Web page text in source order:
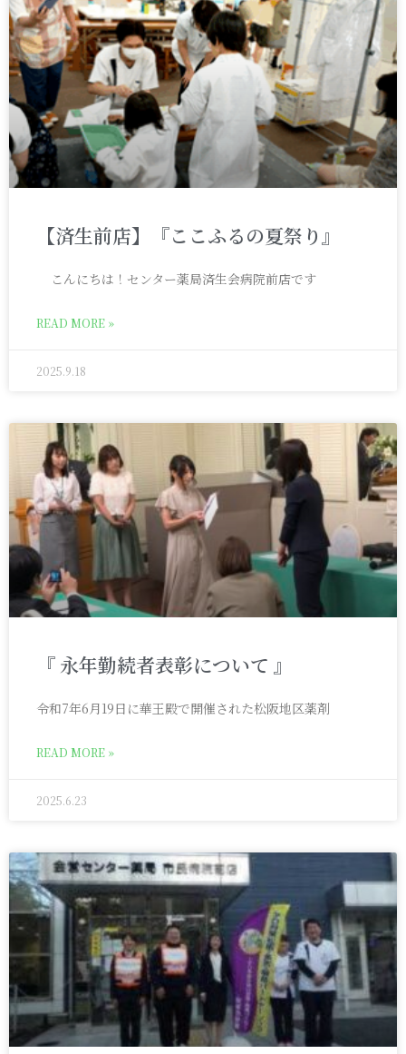
【済生前店】『ここふるの夏祭り』
こんにちは！センター薬局済生会病院前店です
READ MORE »
2025.9.18
『 永年勤続者表彰について 』
令和7年6月19日に華王殿で開催された松阪地区薬剤
READ MORE »
2025.6.23